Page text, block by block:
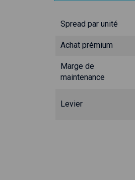
Spread par unité
Achat prémium
Marge de
maintenance
Levier